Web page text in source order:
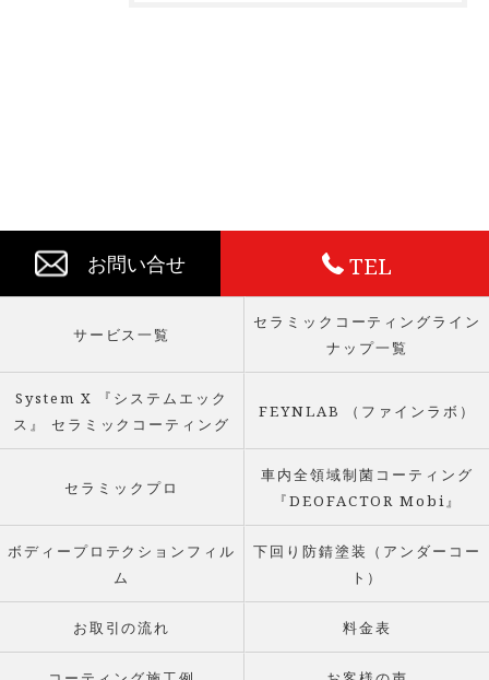
TEL
お問い合せ
サービス一覧
セラミックコーティングライン
ナップ一覧
System X 『システムエック
ス』 セラミックコーティング
FEYNLAB （ファインラボ）
セラミックプロ
車内全領域制菌コーティング
『DEOFACTOR Mobi』
ボディープロテクションフィル
ム
下回り防錆塗装（アンダーコー
ト）
お取引の流れ 料金表